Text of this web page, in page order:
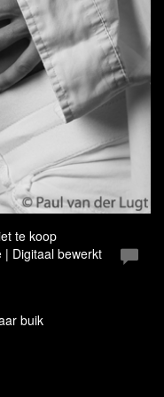
te koop
| Digitaal bewerkt
buik